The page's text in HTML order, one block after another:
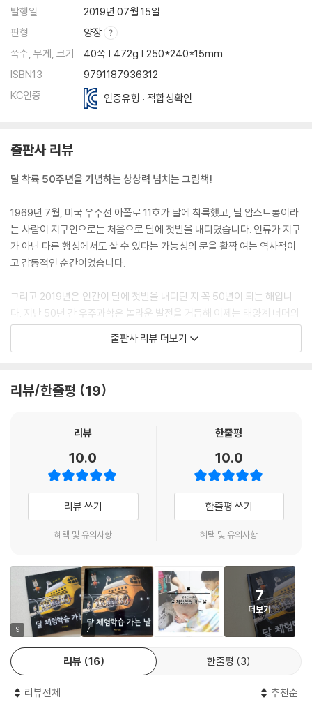
발행일
2019년 07월 15일
판형
양장
쪽수, 무게, 크기
40쪽 | 472g | 250*240*15mm
ISBN13
9791187936312
KC인증
인증유형 : 적합성확인
출판사 리뷰
달 착륙 50주년을 기념하는 상상력 넘치는 그림책!
1969년 7월, 미국 우주선 아폴로 11호가 달에 착륙했고, 닐 암스트롱이라
는 사람이 지구인으로는 처음으로 달에 첫발을 내디뎠습니다. 인류가 지구
가 아닌 다른 행성에서도 살 수 있다는 가능성의 문을 활짝 여는 역사적이
고 감동적인 순간이었습니다.
그리고 2019년은 인간이 달에 첫발을 내디딘 지 꼭 50년이 되는 해입니
다. 지난 50년 간 우주과학은 놀라운 발전을 거듭해 이제는 태양계 너머의
우주로 탐사선을 보내고, 일반 사람들도 우주여행을 꿈꾸는 시대가 되었습
요? 그런 날이 곧 올 수 있을까요? 자, 오늘은 상상의 나래를 활짝 펴고 달
면 상상이 현실이 되는 날도 그리 멀지 않을 거예요.
“앗, 큰일 났다! 선생님, 저 여기 있어요!”
세상에서 하나뿐인 달 체험학습 이야기를 만들어 보세요!
《달 체험학습 가는 날》은 글이 없는 그림책입니다. 주인공이 달에 홀로 남
겨지면서 벌어지는 뜻밖의 사건들이 그림만으로도 흥미진진하게 펼쳐지
야기를 지으며 더욱더 무한한 상상의 세계로 빠져들 거예요. ‘달 착륙 50주
년’을 기념해 출간된 이 사랑스러운 그림책으로 세상에서 하나뿐인 나만의
특별하고 신비로운 우주여행 이야기를 만들어 보세요!
출판사 리뷰 더보기
리뷰/한줄평 19
리뷰
10.0
리뷰 쓰기
혜택 및 유의사항
한줄평
10.0
한줄평 쓰기
혜택 및 유의사항
9 7
7
더보기
리뷰 16 한줄평 3
리뷰전체 추천순